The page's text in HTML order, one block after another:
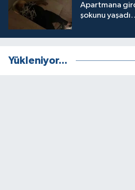
Apartmana
şokunu
Yükleniyor...